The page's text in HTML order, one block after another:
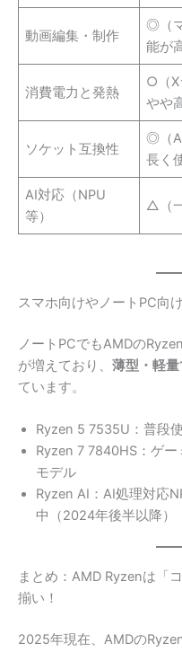
動画編集・制作
◎（
能が
消費電力と発熱
○（X
やや
ソケット互換性
◎（
長く
AI対応（NPU
等）
△（
スマホ向けやノートPC向
ノートPCでもAMDの
が増えており、 薄型・軽
ています。
Ryzen 5 7535U：普段
Ryzen 7 7840HS：ゲ
モデル
Ryzen AI：AI処理対応
中（2024年後半以降）
まとめ：AMD Ryzenは「
揃い！
2025年現在、AMDの